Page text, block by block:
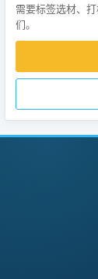
需要标签选材、
们。